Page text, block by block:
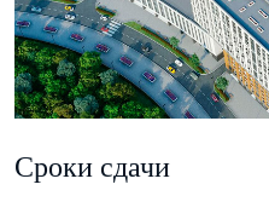
Сроки сдачи